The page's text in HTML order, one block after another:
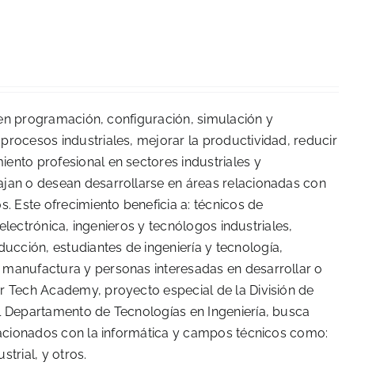
programación, configuración, simulación y
industriales, mejorar la productividad, reducir
profesional en sectores industriales y
o desean desarrollarse en áreas relacionadas con
Este ofrecimiento beneficia a: técnicos de
ingenieros y tecnólogos industriales,
estudiantes de ingeniería y tecnología,
y personas interesadas en desarrollar o
Academy, proyecto especial de la División de
de Tecnologías en Ingeniería, busca
con la informática y campos técnicos como:
y otros.